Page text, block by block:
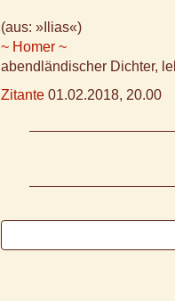
(aus: »Ilias«)
~ Homer ~
abendländischer Dichter,
Zitante 01.02.2018, 20.00